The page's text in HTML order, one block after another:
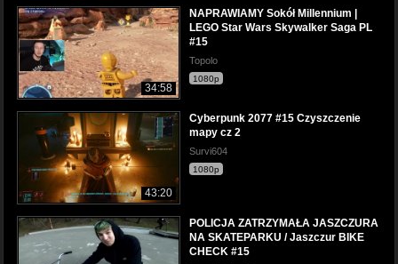
34:58
NAPRAWIAMY Sokół Millennium |
LEGO Star Wars Skywalker Saga PL
#15
Topolo
1080p
43:20
Cyberpunk 2077 #15 Czyszczenie
mapy cz 2
Survi604
1080p
POLICJA ZATRZYMAŁA JASZCZURA
NA SKATEPARKU / Jaszczur BIKE
CHECK #15